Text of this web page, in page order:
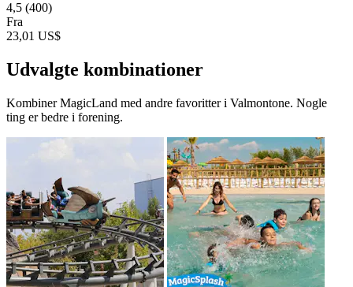
4,5 (400)
Fra
23,01 US$
Udvalgte kombinationer
Kombiner MagicLand med andre favoritter i Valmontone. Nogle
ting er bedre i forening.